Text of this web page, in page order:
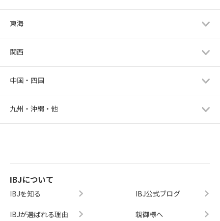
東海
関西
中国・四国
九州・沖縄・他
IBJについて
IBJを知る
IBJが選ばれる理由
IBJ公式ブログ
親御様へ